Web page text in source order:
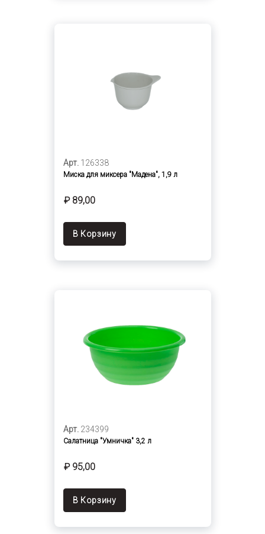
Арт. 126338
Миска для миксера "Мадена", 1,9 л
₽ 89,00
В Корзину
Арт. 234399
Салатница "Умничка" 3,2 л
₽ 95,00
В Корзину